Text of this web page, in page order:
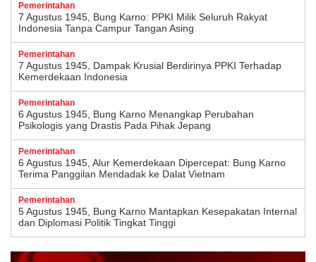
Pemerintahan
7 Agustus 1945, Bung Karno: PPKI Milik Seluruh Rakyat
Indonesia Tanpa Campur Tangan Asing
Pemerintahan
7 Agustus 1945, Dampak Krusial Berdirinya PPKI Terhadap
Kemerdekaan Indonesia
Pemerintahan
6 Agustus 1945, Bung Karno Menangkap Perubahan
Psikologis yang Drastis Pada Pihak Jepang
Pemerintahan
6 Agustus 1945, Alur Kemerdekaan Dipercepat: Bung Karno
Terima Panggilan Mendadak ke Dalat Vietnam
Pemerintahan
5 Agustus 1945, Bung Karno Mantapkan Kesepakatan Internal
dan Diplomasi Politik Tingkat Tinggi